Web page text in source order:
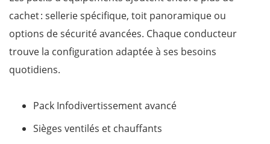
cachet : sellerie spécifique, toit panoramique ou
options de sécurité avancées. Chaque conducteur
trouve la configuration adaptée à ses besoins
quotidiens.
Pack Infodivertissement avancé
Sièges ventilés et chauffants